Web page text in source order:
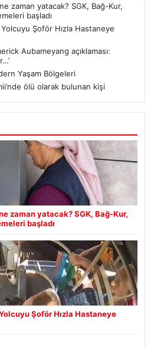
zaman yatacak? SGK, Bağ-Kur,
başladı
Şoför Hızla Hastaneye
Aubameyang açıklaması:
Yaşam Bölgeleri
ölü olarak bulunan kişi
zaman yatacak? SGK, Bağ-Kur,
başladı
Şoför Hızla Hastaneye